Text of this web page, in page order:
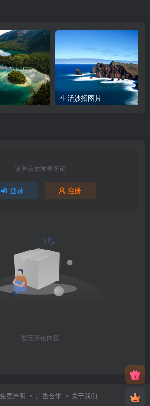
生活妙招图片
请登录后发表评论
登录 注册
暂无评论内容
免责声明 广告合作 关于我们